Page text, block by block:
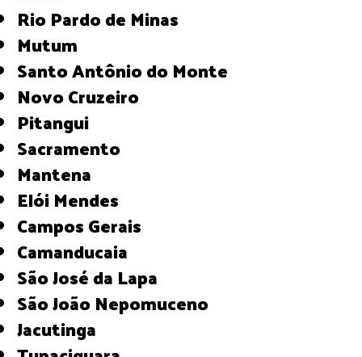
Rio Pardo de Minas
Mutum
Santo Antônio do Monte
Novo Cruzeiro
Pitangui
Sacramento
Mantena
Elói Mendes
Campos Gerais
Camanducaia
São José da Lapa
São João Nepomuceno
Jacutinga